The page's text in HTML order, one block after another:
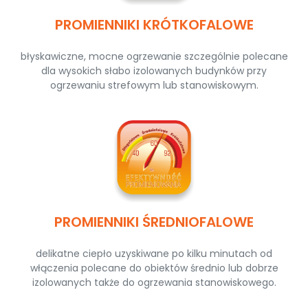
PROMIENNIKI KRÓTKOFALOWE
błyskawiczne, mocne ogrzewanie szczególnie polecane
dla wysokich słabo izolowanych budynków przy
ogrzewaniu strefowym lub stanowiskowym.
PROMIENNIKI ŚREDNIOFALOWE
delikatne ciepło uzyskiwane po kilku minutach od
włączenia polecane do obiektów średnio lub dobrze
izolowanych także do ogrzewania stanowiskowego.